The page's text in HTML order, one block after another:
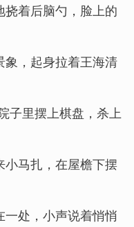
着后脑勺，脸上的
象，起身拉着王海清
子里摆上棋盘，杀上
小马扎，在屋檐下摆
一处，小声说着悄悄